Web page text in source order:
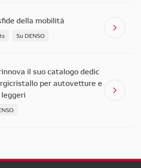
della mobilità
Su DENSO
il suo catalogo dedic
per autovetture e